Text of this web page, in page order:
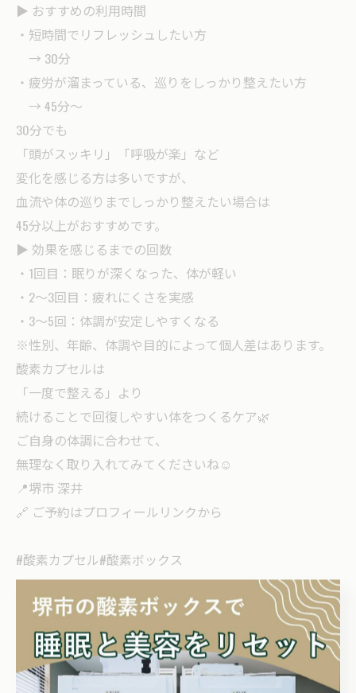
▶ おすすめの利用時間
・短時間でリフレッシュしたい方
→ 30分
・疲労が溜まっている、巡りをしっかり整えたい方
→ 45分〜
30分でも
「頭がスッキリ」「呼吸が楽」など
変化を感じる方は多いですが、
血流や体の巡りまでしっかり整えたい場合は
45分以上がおすすめです。
▶ 効果を感じるまでの回数
・1回目：眠りが深くなった、体が軽い
・2〜3回目：疲れにくさを実感
・3〜5回：体調が安定しやすくなる
※性別、年齢、体調や目的によって個人差はあります。
酸素カプセルは
「一度で整える」より
続けることで回復しやすい体をつくるケア🌿
ご自身の体調に合わせて、
無理なく取り入れてみてくださいね☺️
📍堺市 深井
🔗 ご予約はプロフィールリンクから
#酸素カプセル#酸素ボックス
< 前のページ 一覧に戻る 次のページ >